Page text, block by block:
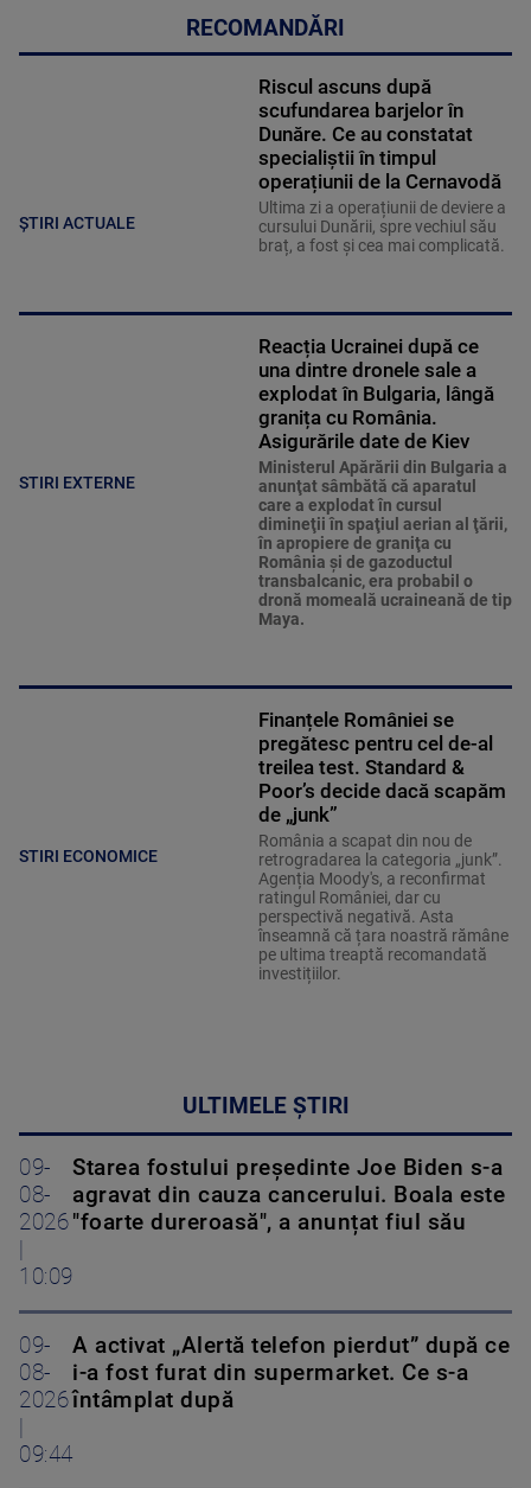
RECOMANDĂRI
ȘTIRI ACTUALE
Riscul ascuns după
scufundarea barjelor în
Dunăre. Ce au constatat
specialiștii în timpul
operațiunii de la Cernavodă
Ultima zi a operațiunii de deviere a
cursului Dunării, spre vechiul său
braț, a fost și cea mai complicată.
STIRI EXTERNE
Reacția Ucrainei după ce
una dintre dronele sale a
explodat în Bulgaria, lângă
granița cu România.
Asigurările date de Kiev
Ministerul Apărării din Bulgaria a
anunţat sâmbătă că aparatul
care a explodat în cursul
dimineţii în spaţiul aerian al ţării,
în apropiere de graniţa cu
România şi de gazoductul
transbalcanic, era probabil o
dronă momeală ucraineană de tip
Maya.
STIRI ECONOMICE
Finanțele României se
pregătesc pentru cel de-al
treilea test. Standard &
Poor’s decide dacă scapăm
de „junk”
România a scapat din nou de
retrogradarea la categoria „junk”.
Agenția Moody's, a reconfirmat
ratingul României, dar cu
perspectivă negativă. Asta
înseamnă că țara noastră rămâne
pe ultima treaptă recomandată
investițiilor.
ULTIMELE ȘTIRI
09-
08-
2026
10:09
Starea fostului președinte Joe Biden s-a
agravat din cauza cancerului. Boala este
"foarte dureroasă", a anunțat fiul său
09-
08-
2026
09:44
A activat „Alertă telefon pierdut” după ce
i-a fost furat din supermarket. Ce s-a
întâmplat după